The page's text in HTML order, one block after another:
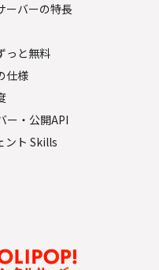
ーバーの特長
っと無料
仕様
ー・公開API
ント Skills